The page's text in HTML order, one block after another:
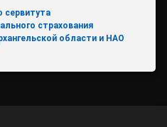
сервитута
страхования
области и НАО